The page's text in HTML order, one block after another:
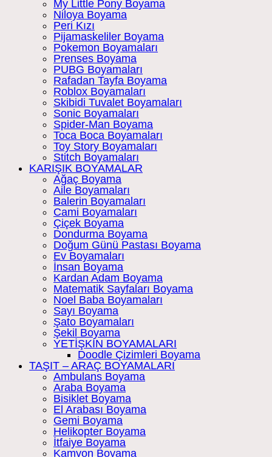
My Little Pony Boyama
Niloya Boyama
Peri Kızı
Pijamaskeliler Boyama
Pokemon Boyamaları
Prenses Boyama
PUBG Boyamaları
Rafadan Tayfa Boyama
Roblox Boyamaları
Skibidi Tuvalet Boyamaları
Sonic Boyamaları
Spider-Man Boyama
Toca Boca Boyamaları
Toy Story Boyamaları
Stitch Boyamaları
KARIŞIK BOYAMALAR
Ağaç Boyama
Aile Boyamaları
Balerin Boyamaları
Cami Boyamaları
Çiçek Boyama
Dondurma Boyama
Doğum Günü Pastası Boyama
Ev Boyamaları
İnsan Boyama
Kardan Adam Boyama
Matematik Sayfaları Boyama
Noel Baba Boyamaları
Sayı Boyama
Şato Boyamaları
Şekil Boyama
YETİŞKİN BOYAMALARI
Doodle Çizimleri Boyama
TAŞIT – ARAÇ BOYAMALARI
Ambulans Boyama
Araba Boyama
Bisiklet Boyama
El Arabası Boyama
Gemi Boyama
Helikopter Boyama
İtfaiye Boyama
Kamyon Boyama